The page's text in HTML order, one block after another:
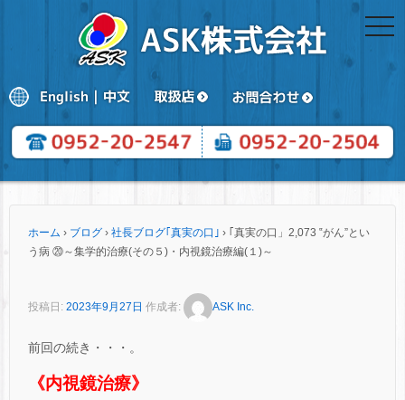
ホーム › ブログ › 社長ブログ｢真実の口｣ › ｢真実の口」2,073 ‟がん”とい
う病 ⑳～集学的治療(その５)・内視鏡治療編(１)～
投稿日: 2023年9月27日 作成者: ASK Inc.
前回の続き・・・。
《内視鏡治療》